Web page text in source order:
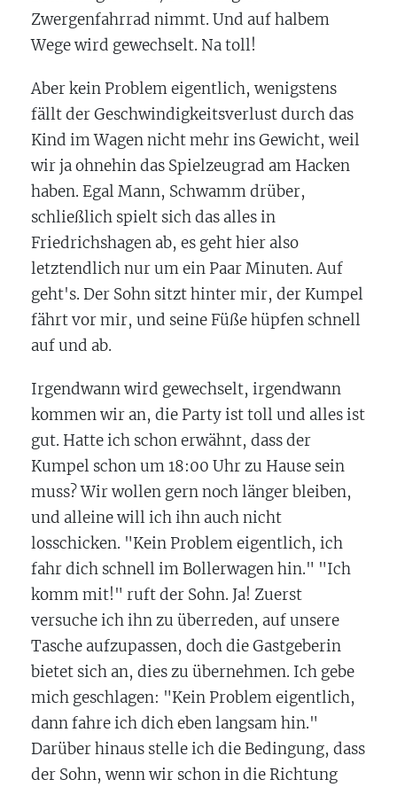
Zwergenfahrrad nimmt. Und auf halbem
Wege wird gewechselt. Na toll!
Aber kein Problem eigentlich, wenigstens
fällt der Geschwindigkeitsverlust durch das
Kind im Wagen nicht mehr ins Gewicht, weil
wir ja ohnehin das Spielzeugrad am Hacken
haben. Egal Mann, Schwamm drüber,
schließlich spielt sich das alles in
Friedrichshagen ab, es geht hier also
letztendlich nur um ein Paar Minuten. Auf
geht's. Der Sohn sitzt hinter mir, der Kumpel
fährt vor mir, und seine Füße hüpfen schnell
auf und ab.
Irgendwann wird gewechselt, irgendwann
kommen wir an, die Party ist toll und alles ist
gut. Hatte ich schon erwähnt, dass der
Kumpel schon um 18:00 Uhr zu Hause sein
muss? Wir wollen gern noch länger bleiben,
und alleine will ich ihn auch nicht
losschicken. "Kein Problem eigentlich, ich
fahr dich schnell im Bollerwagen hin." "Ich
komm mit!" ruft der Sohn. Ja! Zuerst
versuche ich ihn zu überreden, auf unsere
Tasche aufzupassen, doch die Gastgeberin
bietet sich an, dies zu übernehmen. Ich gebe
mich geschlagen: "Kein Problem eigentlich,
dann fahre ich dich eben langsam hin."
Darüber hinaus stelle ich die Bedingung, dass
der Sohn, wenn wir schon in die Richtung